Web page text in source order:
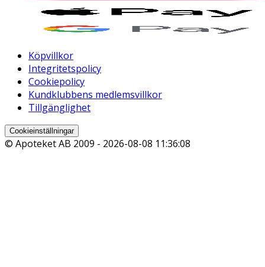
Köpvillkor
Integritetspolicy
Cookiepolicy
Kundklubbens medlemsvillkor
Tillgänglighet
Cookieinställningar
© Apoteket AB 2009 - 2026-08-08 11:36:08